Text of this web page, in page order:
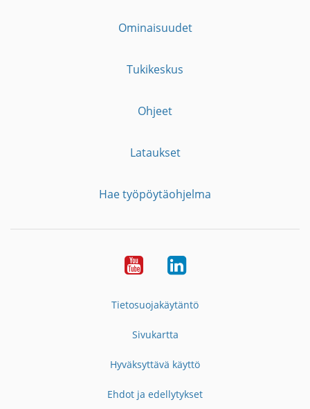
Ominaisuudet
Tukikeskus
Ohjeet
Lataukset
Hae työpöytäohjelma
YouTubeLinkedIn
Tietosuojakäytäntö
Sivukartta
Hyväksyttävä käyttö
Ehdot ja edellytykset